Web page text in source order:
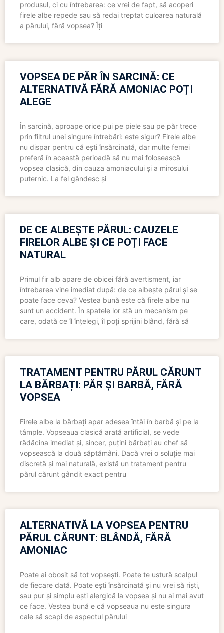
produsul, ci cu întrebarea: ce vrei de fapt, să acoperi
firele albe repede sau să redai treptat culoarea naturală
a părului, fără vopsea? Îți
VOPSEA DE PĂR ÎN SARCINĂ: CE
ALTERNATIVĂ FĂRĂ AMONIAC POȚI
ALEGE
În sarcină, aproape orice pui pe piele sau pe păr trece
prin filtrul unei singure întrebări: este sigur? Firele albe
nu dispar pentru că ești însărcinată, dar multe femei
preferă în această perioadă să nu mai folosească
vopsea clasică, din cauza amoniacului și a mirosului
puternic. La fel gândesc și
DE CE ALBEȘTE PĂRUL: CAUZELE
FIRELOR ALBE ȘI CE POȚI FACE
NATURAL
Primul fir alb apare de obicei fără avertisment, iar
întrebarea vine imediat după: de ce albește părul și se
poate face ceva? Vestea bună este că firele albe nu
sunt un accident. În spatele lor stă un mecanism pe
care, odată ce îl înțelegi, îl poți sprijini blând, fără să
TRATAMENT PENTRU PĂRUL CĂRUNT
LA BĂRBAȚI: PĂR ȘI BARBĂ, FĂRĂ
VOPSEA
Firele albe la bărbați apar adesea întâi în barbă și pe la
tâmple. Vopseaua clasică arată artificial, se vede
rădăcina imediat și, sincer, puțini bărbați au chef să
vopsească la două săptămâni. Dacă vrei o soluție mai
discretă și mai naturală, există un tratament pentru
părul cărunt gândit exact pentru
ALTERNATIVĂ LA VOPSEA PENTRU
PĂRUL CĂRUNT: BLÂNDĂ, FĂRĂ
AMONIAC
Poate ai obosit să tot vopsești. Poate te ustură scalpul
de fiecare dată. Poate ești însărcinată și nu vrei să riști,
sau pur și simplu ești alergică la vopsea și nu ai mai avut
ce face. Vestea bună e că vopseaua nu este singura
cale să scapi de aspectul părului